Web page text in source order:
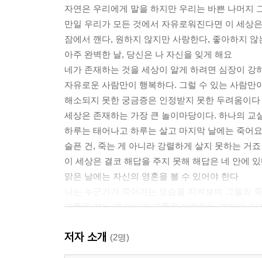
자연은 우리에게 말을 하지만 우리는 바쁜 나머지
만일 우리가 모든 것에서 자유로워진다면 이 세상
잠에서 깬다, 원하지 않지만 사랑한다, 좋아하지 않
아주 완벽한 날, 당신은 나 자신을 잊게 해요
네가 존재하는 것을 세상이 알게 하려면 심장이 강
자유로운 사람만이 행복하다. 그럴 수 있는 사람만
해소되지 못한 궁금증은 인정받지 못한 두려움이다
세상은 존재하는 가장 큰 놀이마당이다. 하나의 교
하루는 태어나고 하루는 살고 마지막 날에는 죽어
슬픈 건, 죽는 게 아니라 강렬하게 살지 못하는 거죠
이 세상은 결코 해답을 주지 못해 해답은 네 안에
맑은 날에는 자신의 영혼을 볼 수 있어야 한다
고통을 겪는 게 아니라 고통을 이해하는 것이다. 단
살아야 할 이유가 있는 사람은 어떻게든 모든 것에
리더들은 이전 세대들의 가르침을 잊지 않기 위해
저자 소개 (2명)